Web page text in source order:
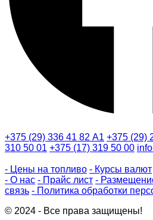
+375 (29) 336 41 82 А1 +375 (29)
310 50 01 +375 (17) 319 50 00
- Цены на топливо - Курсы валют
- О нас - Прайс лист -
связь - Политика обработки
© 2024 - Все права защищены!